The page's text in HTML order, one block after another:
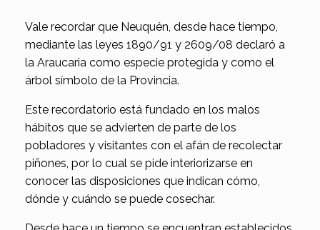
Vale recordar que Neuquén, desde hace tiempo,
mediante las leyes 1890/91 y 2609/08 declaró a
la Araucaria como especie protegida y como el
árbol símbolo de la Provincia.
Este recordatorio está fundado en los malos
hábitos que se advierten de parte de los
pobladores y visitantes con el afán de recolectar
piñones, por lo cual se pide interiorizarse en
conocer las disposiciones que indican cómo,
dónde y cuándo se puede cosechar.